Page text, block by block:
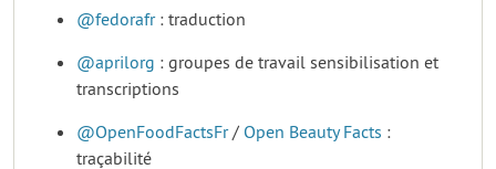
@fedorafr: traduction
@aprilorg : groupes de travail sensibilisation et
transcriptions
@OpenFoodFactsFr/ Open Beauty Facts :
traçabilité